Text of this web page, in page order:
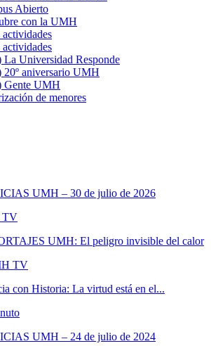
Abierto
con la UMH
La Universidad Responde
20º aniversario UMH
Gente UMH
de menores
UMH – 30 de julio de 2026
TV
UMH: El peligro invisible del calor
TV
con Historia: La virtud está en el...
UMH – 24 de julio de 2024